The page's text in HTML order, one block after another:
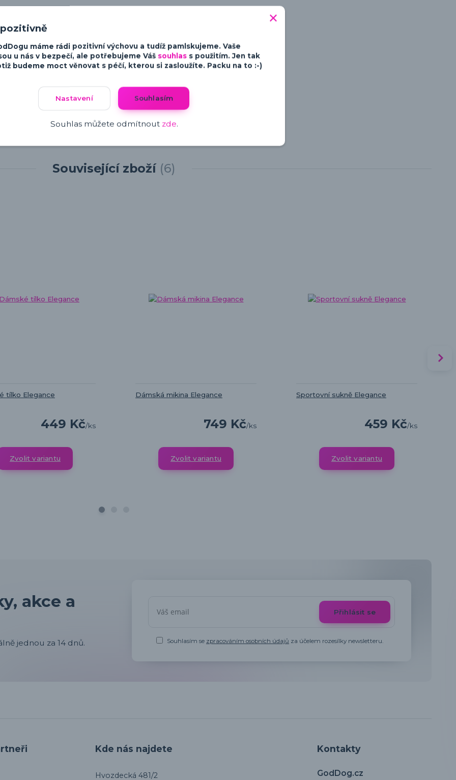
a charakter psů. Od minimalistických a moderních designů po vtipné a hravé
ke psům.
Související zboží 6
tílko Elegance
449 Kč/ks
Zvolit variantu
Dámská mikina Elegance
749 Kč/ks
Zvolit variantu
Sportovní sukně Elegance
459 Kč/ks
Zvolit variantu
akce a
jednou za 14 dnů.
Přihlásit se
Souhlasím se zpracováním osobních údajů za účelem rozesílky newsletteru.
Kde nás najdete
Hvozdecká 481/2
Kontakty
GodDog.cz
máme rádi pozitivní výchovu a tudíž pamlskujeme. Vaše
u nás v bezpečí, ale potřebujeme Váš souhlas s použitím. Jen tak
budeme moct věnovat s péčí, kterou si zasloužíte. Packu na to :-)
Nastavení Souhlasím
Souhlas můžete odmítnout zde.